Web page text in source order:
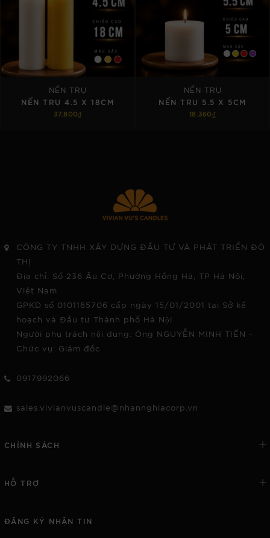
NẾN TRỤ
NẾN TRỤ 4.5 X 18CM
37.800₫
NẾN TRỤ
NẾN TRỤ 5.5 X 5CM
18.360₫
CÔNG TY TNHH XÂY DỰNG ĐẦU TƯ VÀ PHÁT TRIỂN ĐÔ
THỊ
Địa chỉ: Số 236 Âu Cơ, Phường Hồng Hà, TP Hà Nội,
Việt Nam
GPKD số 0101165706 cấp ngày 15/01/2001 tại Sở kế
hoạch và Đầu tư Thành phố Hà Nội
Người phụ trách nội dung: Ông NGUYỄN MINH TIẾN -
Chức vụ: Giám đốc
0917992066
sales.vivianvuscandle@nhannghiacorp.vn
CHÍNH SÁCH
HỖ TRỢ
ĐĂNG KÝ NHẬN TIN